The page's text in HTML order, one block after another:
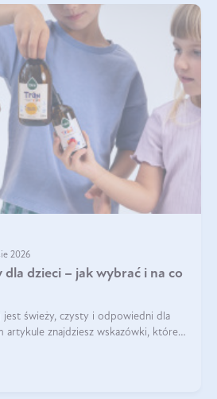
2026
dzieci – jak wybrać i na co
jest świeży, czysty i odpowiedni dla
artykule znajdziesz wskazówki, które